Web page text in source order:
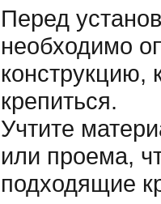
Перед
необходимо
конструкцию,
крепиться.
Учтите
или проема,
подходящие